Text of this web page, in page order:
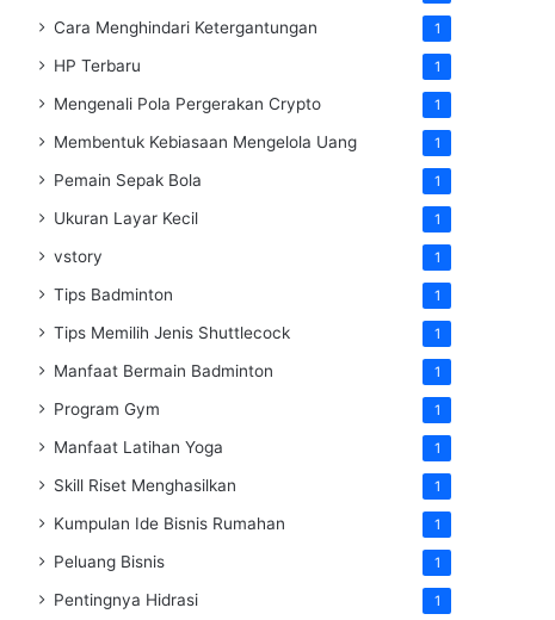
Cara Menghindari Ketergantungan 1
HP Terbaru 1
Mengenali Pola Pergerakan Crypto 1
Membentuk Kebiasaan Mengelola Uang 1
Pemain Sepak Bola 1
Ukuran Layar Kecil 1
vstory 1
Tips Badminton 1
Tips Memilih Jenis Shuttlecock 1
Manfaat Bermain Badminton 1
Program Gym 1
Manfaat Latihan Yoga 1
Skill Riset Menghasilkan 1
Kumpulan Ide Bisnis Rumahan 1
Peluang Bisnis 1
Pentingnya Hidrasi 1